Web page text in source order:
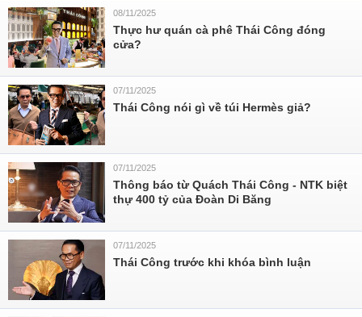
08/11/2025
Thực hư quán cà phê Thái Công đóng
cửa?
07/11/2025
Thái Công nói gì về túi Hermès giả?
07/11/2025
Thông báo từ Quách Thái Công - NTK biệt
thự 400 tỷ của Đoàn Di Băng
07/11/2025
Thái Công trước khi khóa bình luận